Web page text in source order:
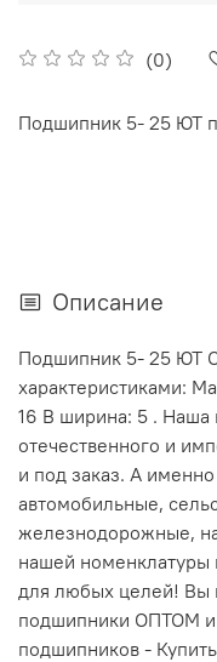
(0)
Подшипник 5- 25 ЮТ
Описание
Подшипник 5- 25 ЮТ
характеристиками:
16 В ширина: 5 . Наша
отечественного и
и под заказ. А
автомобильные,
железнодорожные,
нашей номенклатуры
для любых целей! Вы
подшипники ОПТОМ
подшипников -